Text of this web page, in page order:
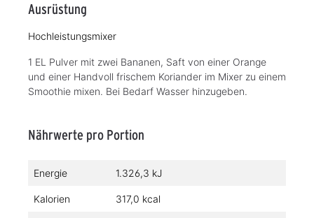
Ausrüstung
Hochleistungsmixer
1 EL Pulver mit zwei Bananen, Saft von einer Orange
und einer Handvoll frischem Koriander im Mixer zu einem
Smoothie mixen. Bei Bedarf Wasser hinzugeben.
Nährwerte pro Portion
Energie 1.326,3 kJ
Kalorien 317,0 kcal